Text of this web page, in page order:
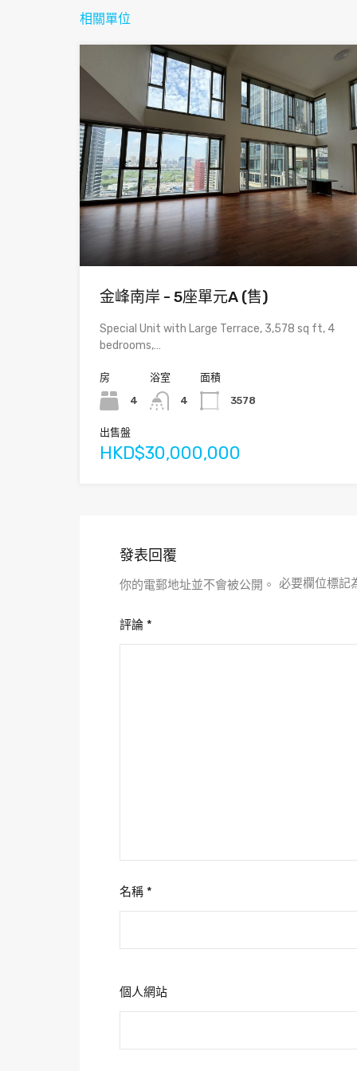
相關單位
金峰南岸 - 5座單元A (售)
Special Unit with Large Terrace, 3,578 sq ft, 4
bedrooms,…
房
4
浴室
4
面積
3578
出售盤
HKD$30,000,000
發表回覆
你的電郵地址並不會被公開。 必要欄位標記
評論 *
名稱 *
個人網站